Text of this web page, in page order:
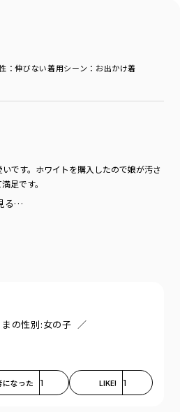
：伸びない着用シーン ：お出かけ着
です。ホワイトを購入したので娘が汚さ
足です。
る…
の性別:女の子
になった 1 LIKE! 1